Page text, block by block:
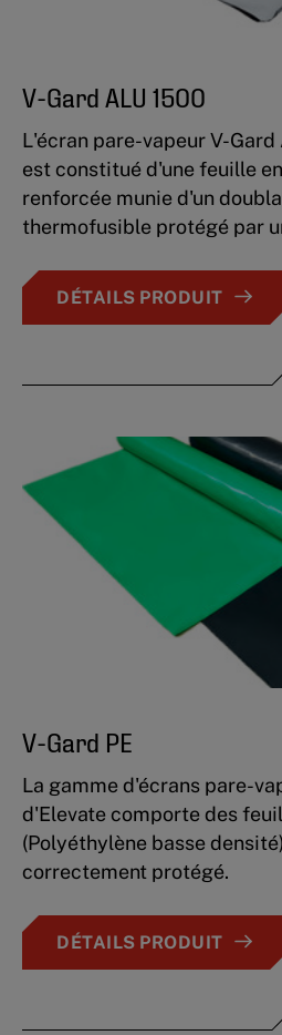
V-Gard ALU 1500
L'écran pare-vapeur V-Gard
est constitué d'une feuille
renforcée munie d'un
thermofusible protégé par
DÉTAILS PRODUIT
V-Gard PE
La gamme d'écrans pare-
d'Elevate comporte des
(Polyéthylène basse
correctement protégé.
DÉTAILS PRODUIT